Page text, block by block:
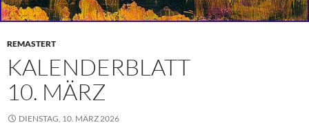
REMASTERT
KALENDERBLATT
10. MÄRZ
DIENSTAG, 10. MÄRZ 2026